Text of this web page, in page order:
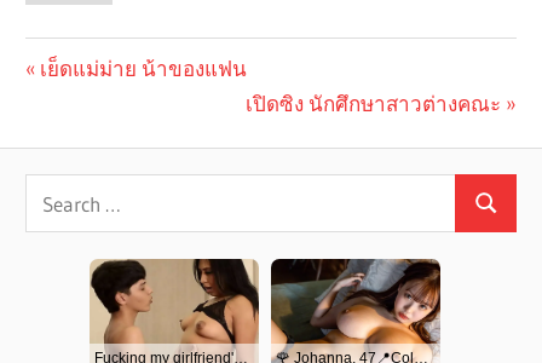
navigation
Previous
เย็ดแม่ม่าย น้าของแฟน
Next
เปิดซิง นักศึกษาสาวต่างคณะ